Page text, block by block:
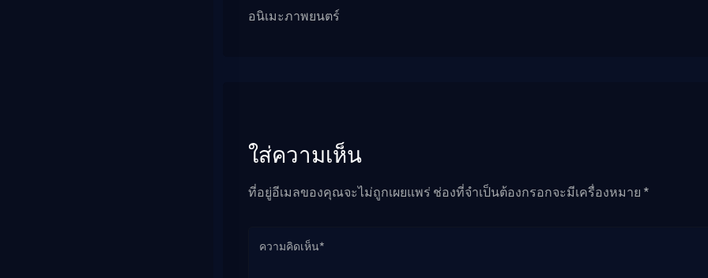
อนิเมะภาพยนตร์
ใส่ความเห็น
ที่อยู่อีเมลของคุณจะไม่ถูกเผยแพร่ ช่องที่จำเป็นต้องกรอกจะมีเครื่องหมาย *
ความคิดเห็น*